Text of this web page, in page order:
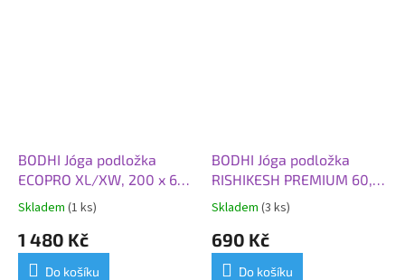
BODHI Jóga podložka
ECOPRO XL/XW, 200 x 66
x 0,4 cm, zelená
Skladem (1 ks)
1 480 Kč
Do košíku
BODHI Jóga podložka
RISHIKESH PREMIUM 60,
183x60x0,45 cm, světle
Skladem (3 ks)
690 Kč
Do košíku